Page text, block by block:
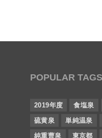
POPULAR TAGS
2019年度 食塩泉
硫黄泉
単純温泉
純重曹泉
東京都